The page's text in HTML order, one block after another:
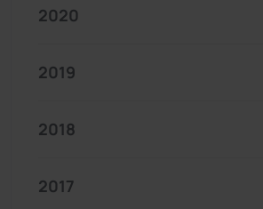
2020
2019
2018
2017